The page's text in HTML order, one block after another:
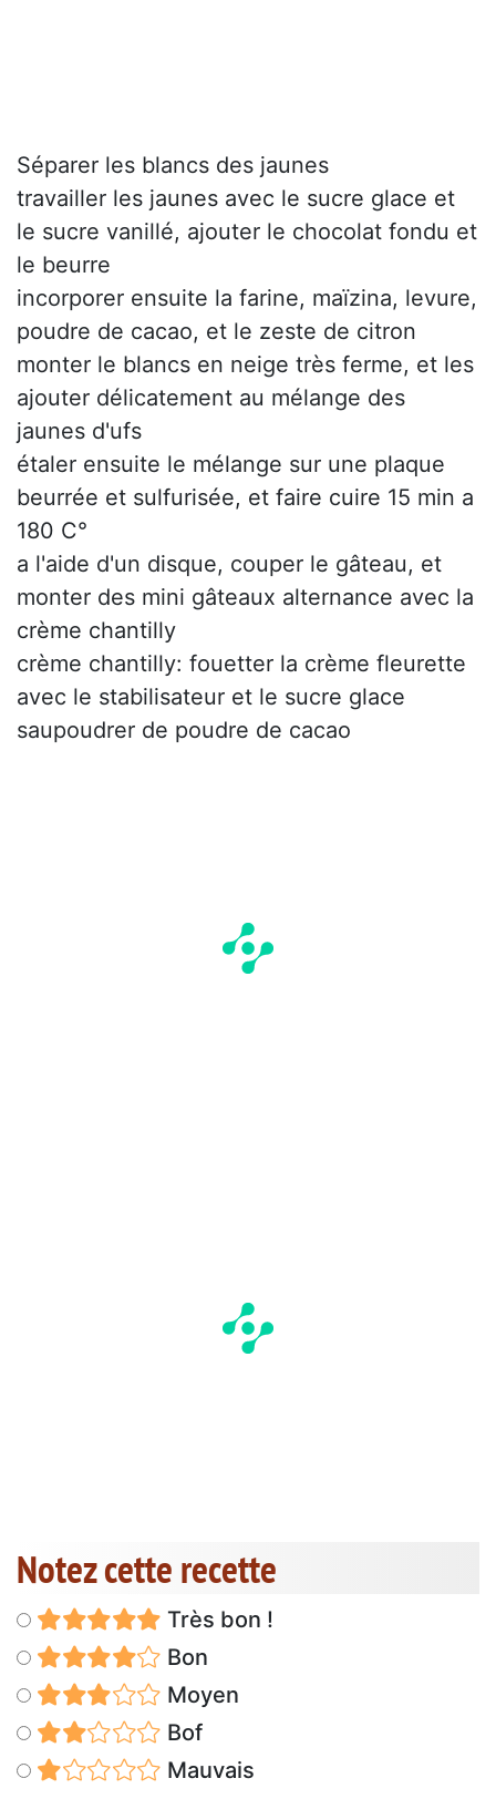
Séparer les blancs des jaunes
travailler les jaunes avec le sucre glace et
le sucre vanillé, ajouter le chocolat fondu et
le beurre
incorporer ensuite la farine, maïzina, levure,
poudre de cacao, et le zeste de citron
monter le blancs en neige très ferme, et les
ajouter délicatement au mélange des
jaunes d'ufs
étaler ensuite le mélange sur une plaque
beurrée et sulfurisée, et faire cuire 15 min a
180 C°
a l'aide d'un disque, couper le gâteau, et
monter des mini gâteaux alternance avec la
crème chantilly
crème chantilly: fouetter la crème fleurette
avec le stabilisateur et le sucre glace
saupoudrer de poudre de cacao
Notez cette recette
Très bon !
Bon
Moyen
Bof
Mauvais